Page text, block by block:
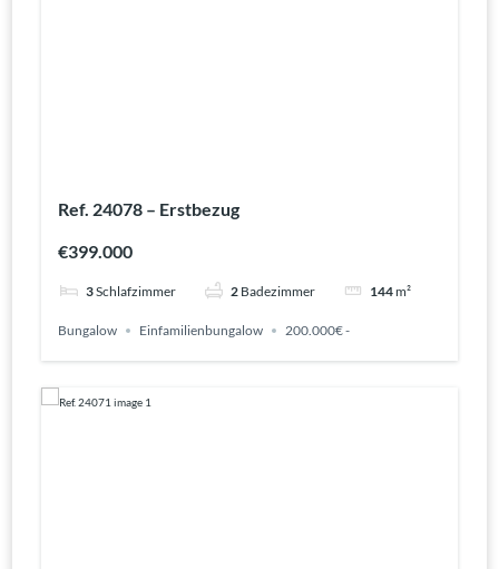
Ref. 24078 – Erstbezug
€399.000
3Schlafzimmer 2 Badezimmer 144m²
Bungalow Einfamilienbungalow 200.000€ -